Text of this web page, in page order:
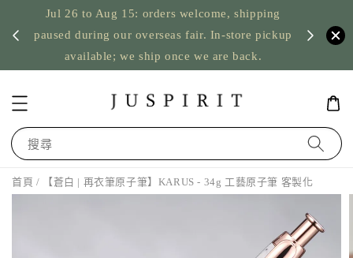
Jul 26 to Aug 15: orders welcome, shipping
paused during our overseas fair. In-store pickup
available; we ship once we are back.
US
搜尋
首頁 / 【蒼白 | 再衣筆原子筆】KARUS - 34g 工藝原子筆 客製化